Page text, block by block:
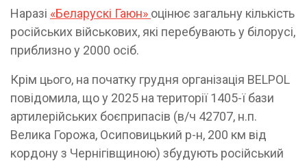
Наразі «Беларускі Гаюн» оцінює загальну кількість
російських військових, які перебувають у білорусі,
приблизно у 2000 осіб.
Крім цього, на початку грудня організація BELPOL
повідомила, що у 2025 на території 1405-ї бази
артилерійських боєприпасів (в/ч 42707, н.п.
Велика Горожа, Осиповицький р-н, 200 км від
кордону з Чернігівщиною) збудують російський